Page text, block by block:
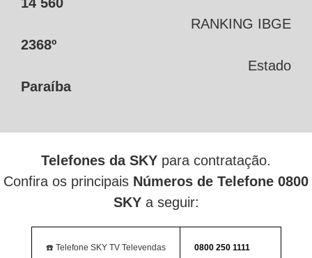
14 560
RANKING IBGE
2368º
Estado
Paraíba
Telefones da SKY para contratação.
Confira os principais Números de Telefone 0800
SKYa seguir:
☎️ Telefone SKY TV Televendas 0800 250 1111